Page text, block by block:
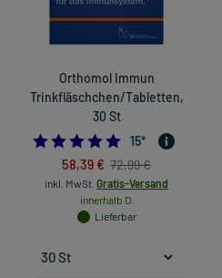
Orthomol Immun
Trinkfläschchen/Tabletten,
30 St
4.866666666666666
15*
58,39 € 72,99 €
inkl. MwSt. Gratis-Versand
innerhalb D.
Lieferbar